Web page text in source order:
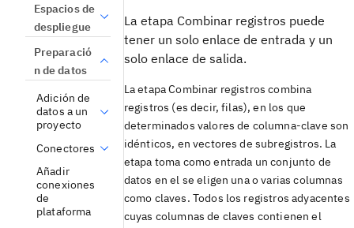
Espacios de
despliegue
Preparació
n de datos
Adición de
datos a un
proyecto
Conectores
Añadir
conexiones
de
plataforma
La etapa Combinar registros puede
tener un solo enlace de entrada y un
solo enlace de salida.
La etapa Combinar registros combina
registros (es decir, filas), en los que
determinados valores de columna-clave son
idénticos, en vectores de subregistros. La
etapa toma como entrada un conjunto de
datos en el se eligen una o varias columnas
como claves. Todos los registros adyacentes
cuyas columnas de claves contienen el